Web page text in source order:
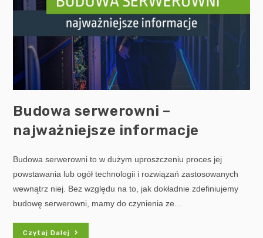
Budowa serwerowni –
najważniejsze informacje
Budowa serwerowni to w dużym uproszczeniu proces jej
powstawania lub ogół technologii i rozwiązań zastosowanych
wewnątrz niej. Bez względu na to, jak dokładnie zdefiniujemy
budowę serwerowni, mamy do czynienia ze…
Czytaj Dalej